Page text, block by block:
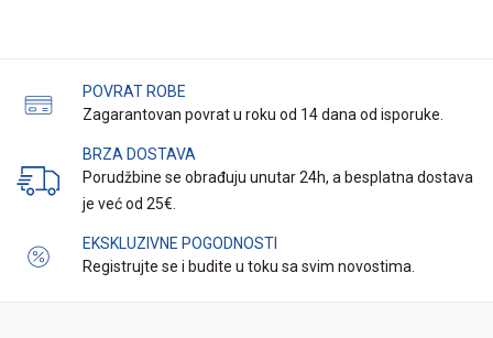
POVRAT ROBE
Zagarantovan povrat u roku od 14 dana od isporuke.
BRZA DOSTAVA
Porudžbine se obrađuju unutar 24h, a besplatna dostava
je već od 25€.
EKSKLUZIVNE POGODNOSTI
Registrujte se i budite u toku sa svim novostima.